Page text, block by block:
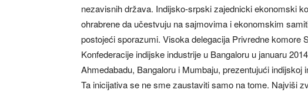
nezavisnih država. Indijsko-srpski zajednicki ekonomski
ohrabrene da učestvuju na sajmovima i ekonomskim
postojeći sporazumi. Visoka delegacija Privredne komore
Konfederacije indijske industrije u Bangaloru u januaru
Ahmedabadu, Bangaloru i Mumbaju, prezentujući
Ta inicijativa se ne sme zaustaviti samo na tome. Najviši